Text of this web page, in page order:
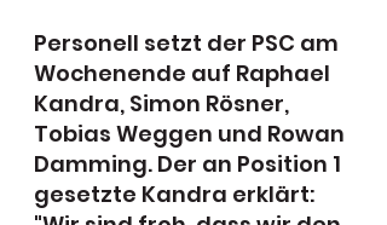
Personell setzt der PSC am
Wochenende auf Raphael
Kandra, Simon Rösner,
Tobias Weggen und Rowan
Damming. Der an Position 1
gesetzte Kandra erklärt: